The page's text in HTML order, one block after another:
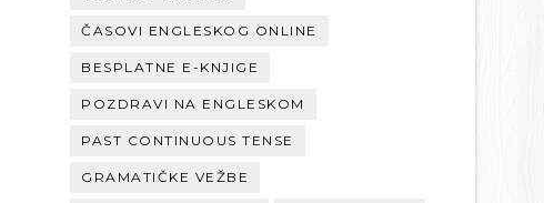
ČASOVI ENGLESKOG ONLINE
BESPLATNE E-KNJIGE
POZDRAVI NA ENGLESKOM
PAST CONTINUOUS TENSE
GRAMATIČKE VEŽBE